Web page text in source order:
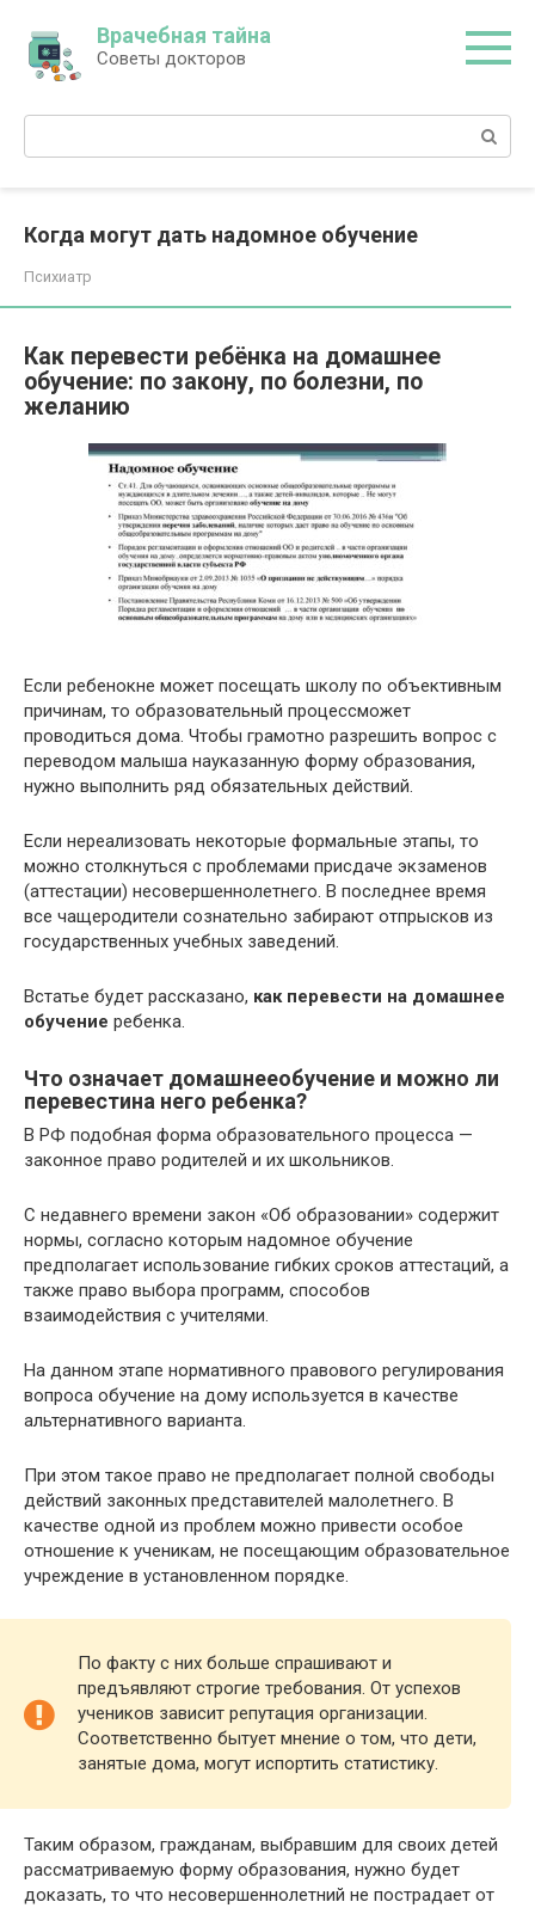
контенту
Врачебная тайна
Советы докторов
Поиск:
Когда могут дать надомное обучение
Психиатр
Как перевести ребёнка на домашнее
обучение: по закону, по болезни, по
желанию
Если ребенокне может посещать школу по объективным
причинам, то образовательный процессможет
проводиться дома. Чтобы грамотно разрешить вопрос с
переводом малыша науказанную форму образования,
нужно выполнить ряд обязательных действий.
Если нереализовать некоторые формальные этапы, то
можно столкнуться с проблемами присдаче экзаменов
(аттестации) несовершеннолетнего. В последнее время
все чащеродители сознательно забирают отпрысков из
государственных учебных заведений.
Встатье будет рассказано, как перевести на домашнее
обучение ребенка.
Что означает домашнееобучение и можно ли
перевестина него ребенка?
​В РФ подобная форма образовательного процесса —
законное право родителей и их школьников.
С недавнего времени закон «Об образовании» содержит
нормы, согласно которым надомное обучение
предполагает использование гибких сроков аттестаций, а
также право выбора программ, способов
взаимодействия с учителями.
На данном этапе нормативного правового регулирования
вопроса обучение на дому используется в качестве
альтернативного варианта.
При этом такое право не предполагает полной свободы
действий законных представителей малолетнего. В
качестве одной из проблем можно привести особое
отношение к ученикам, не посещающим образовательное
учреждение в установленном порядке.
По факту с них больше спрашивают и
предъявляют строгие требования. От успехов
учеников зависит репутация организации.
Соответственно бытует мнение о том, что дети,
занятые дома, могут испортить статистику.
Таким образом, гражданам, выбравшим для своих детей
рассматриваемую форму образования, нужно будет
доказать, то что несовершеннолетний не пострадает от